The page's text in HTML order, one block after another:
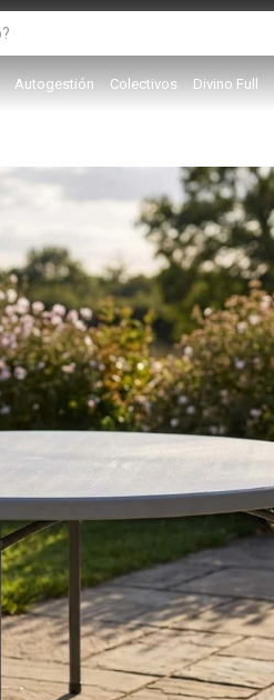
Autogestión Colectivos Divino Full